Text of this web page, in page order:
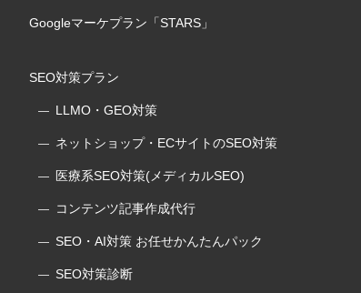
Googleマーケプラン「STARS」
SEO対策プラン
LLMO・GEO対策
ネットショップ・ECサイトのSEO対策
医療系SEO対策(メディカルSEO)
コンテンツ記事作成代行
SEO・AI対策 お任せかんたんパック
SEO対策診断